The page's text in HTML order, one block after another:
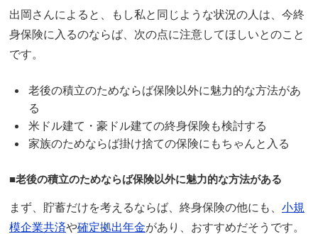
出岡さんによると、もし私と同じような状況の人は、今終
身保険に入るのならば、次の点に注意してほしいとのこと
です。
老後の積立のためならば保険以外に魅力的な方法があ
る
米ドル建て・豪ドル建ての終身保険も検討する
家族のためならば掛け捨ての保険にもちゃんと入る
■老後の積立のためならば保険以外に魅力的な方法がある
まず、貯蓄だけを考えるならば、終身保険の他にも、 小規
模企業共済や確定拠出年金があり、おすすめだそうです。